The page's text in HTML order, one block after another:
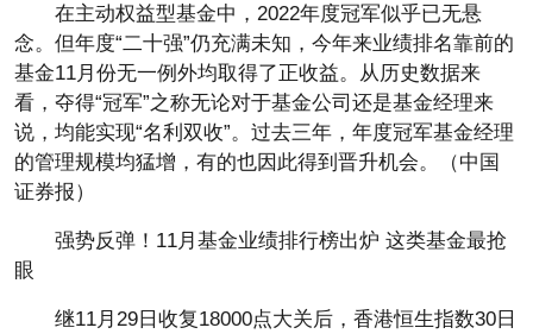
在主动权益型基金中，2022年度冠军似乎已无悬
念。但年度“二十强”仍充满未知，今年来业绩排名靠前的
基金11月份无一例外均取得了正收益。从历史数据来
看，夺得“冠军”之称无论对于基金公司还是基金经理来
说，均能实现“名利双收”。过去三年，年度冠军基金经理
的管理规模均猛增，有的也因此得到晋升机会。（中国
证券报）
强势反弹！11月基金业绩排行榜出炉 这类基金最抢
眼
继11月29日收复18000点大关后，香港恒生指数30日